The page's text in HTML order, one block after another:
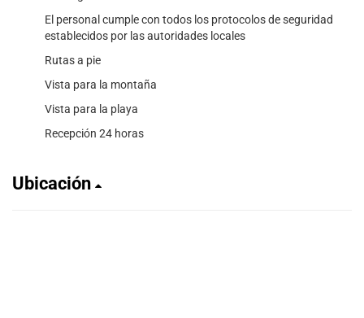
El personal cumple con todos los protocolos de seguridad
establecidos por las autoridades locales
Rutas a pie
Vista para la montaña
Vista para la playa
Recepción 24 horas
Ubicación